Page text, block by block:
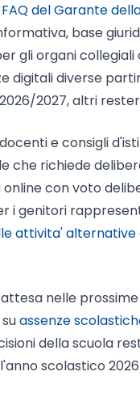
FAQ del Garante
base
gli organi
digitali diverse
2027, altri
e consigli
che richiede
online con voto
i genitori
attivita'
nelle
assenze
della scuola
scolastico